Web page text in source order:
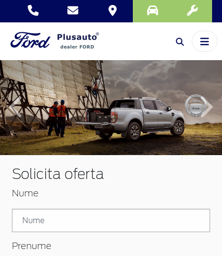
Inapoi
Solicita oferta
Nume
Prenume